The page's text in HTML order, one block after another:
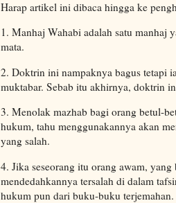
Harap artikel ini dibaca hingga ke
1. Manhaj Wahabi adalah satu manhaj
mata.
2. Doktrin ini nampaknya bagus tetapi
muktabar. Sebab itu akhirnya, doktrin
3. Menolak mazhab bagi orang betul-
hukum, tahu menggunakannya akan
yang salah.
4. Jika seseorang itu orang awam,
mendedahkannya tersalah di dalam
hukum pun dari buku-buku terjemahan.